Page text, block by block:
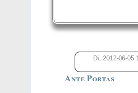
Di, 2012-06-
Ante Portas